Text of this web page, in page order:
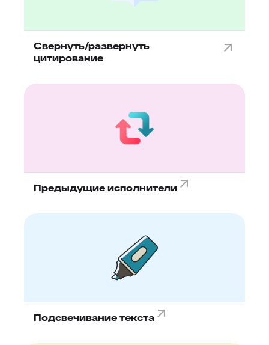
Свернуть/развернуть
цитирование
Предыдущие исполнители
Подсвечивание текста